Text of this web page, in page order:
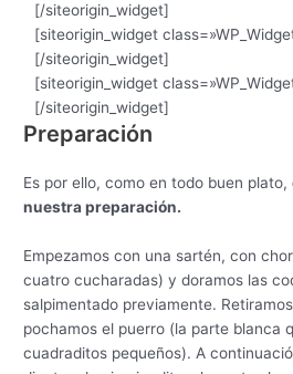
[/siteorigin_widget]
[siteorigin_widget
[/siteorigin_widget]
[siteorigin_widget
[/siteorigin_widget]
Preparación
Es por ello, como en todo buen plato,
nuestra preparación.
Empezamos con una sartén, con
cuatro cucharadas) y doramos las
salpimentado previamente.
pochamos el puerro (la parte blanca
cuadraditos pequeños). A